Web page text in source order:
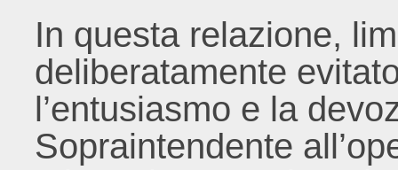
In questa relazione,
deliberatamente
l’entusiasmo e la
Sopraintendente